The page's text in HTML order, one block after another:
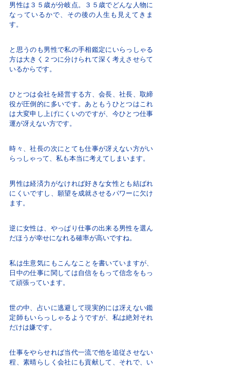
男性は３５歳が分岐点。３５歳でどんな人物に
なっているかで、その後の人生も見えてきま
す。
と思うのも男性で私の手相鑑定にいらっしゃる
方は大きく２つに分けられて深く考えさせらて
いるからです。
ひとつは会社を経営する方、会長、社長、取締
役が圧倒的に多いです。あともうひとつはこれ
は大変申し上げにくいのですが、今ひとつ仕事
運が冴えない方です。
時々、社長の次にとても仕事が冴えない方がい
らっしゃって、私も本当に考えてしまいます。
男性は経済力がなければ好きな女性とも結ばれ
にくいですし、願望を成就させるパワーに欠け
ます。
逆に女性は、やっぱり仕事の出来る男性を選ん
だほうが幸せになれる確率が高いですね。
私は生意気にもこんなことを書いていますが、
日中の仕事に関しては自信をもって信念をもっ
て頑張っています。
世の中、占いに逃避して現実的には冴えない鑑
定師もいらっしゃるようですが、私は絶対それ
だけは嫌です。
仕事をやらせれば当代一流で他を追従させない
程、素晴らしく会社にも貢献して、それで、い